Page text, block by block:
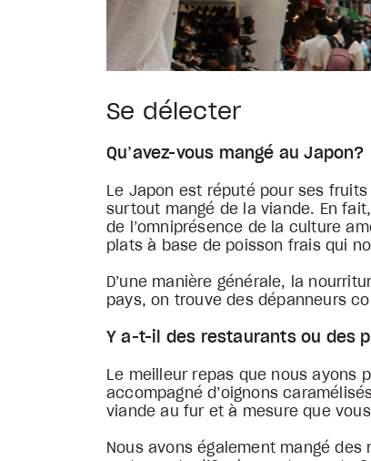
Se délecter
Qu’avez-vous mangé au Japon?
Le Japon est réputé pour ses
surtout mangé de la viande. En
de l’omniprésence de la culture
plats à base de poisson frais qui
D’une manière générale, la
pays, on trouve des dépanneurs
Y a-t-il des restaurants ou des
Le meilleur repas que nous ayons
accompagné d’oignons
viande au fur et à mesure que
Nous avons également mangé